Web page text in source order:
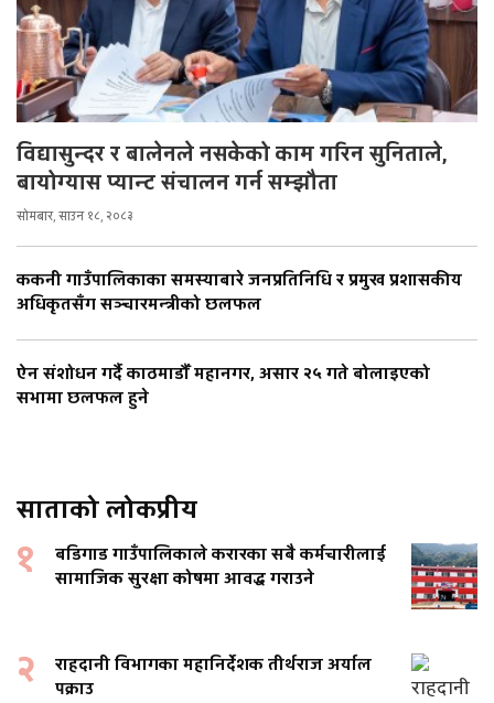
विद्यासुन्दर र बालेनले नसकेको काम गरिन सुनिताले,
बायोग्यास प्यान्ट संचालन गर्न सम्झौता
सोमबार, साउन १८, २०८३
ककनी गाउँपालिकाका समस्याबारे जनप्रतिनिधि र प्रमुख प्रशासकीय
अधिकृतसँग सञ्चारमन्त्रीको छलफल
ऐन संशोधन गर्दै काठमाडौँ महानगर, असार २५ गते बोलाइएको
सभामा छलफल हुने
साताको लोकप्रीय
१
बडिगाड गाउँपालिकाले करारका सबै कर्मचारीलाई
सामाजिक सुरक्षा कोषमा आवद्ध गराउने
२
राहदानी विभागका महानिर्देशक तीर्थराज अर्याल
पक्राउ